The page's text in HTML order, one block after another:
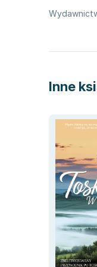
Inne